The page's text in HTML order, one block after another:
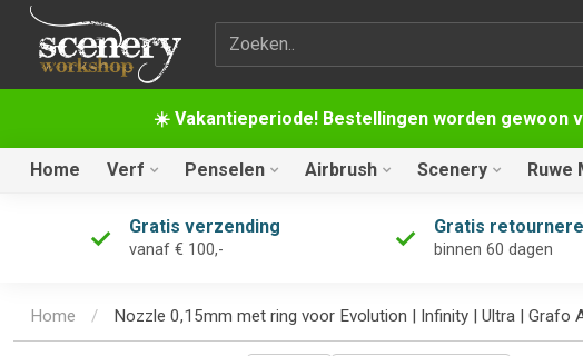
☀️ Vakantieperiode! Bestellingen worden gewoon
Zoekterm
Home Verf Penselen Airbrush Scenery Ruwe
Gratis verzending
vanaf € 100,-
Gratis
binnen 60 dagen
Home / Nozzle 0,15mm met ring voor Evolution | Infinity | Ultra | Grafo